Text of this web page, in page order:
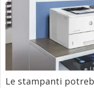
Le stampanti